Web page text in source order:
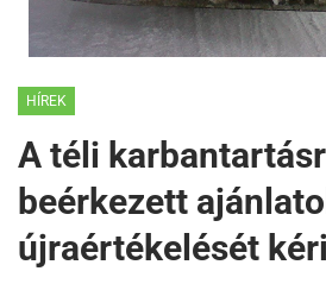
HÍREK
A téli
beérkezett
újraértékelését